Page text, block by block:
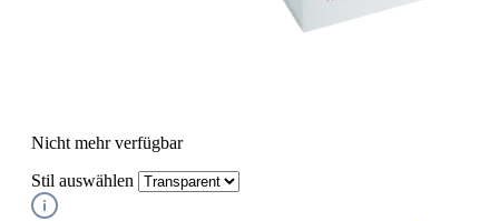
Nicht mehr verfügbar
Stil auswählen